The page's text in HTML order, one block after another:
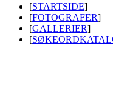
[STARTSIDE]
[FOTOGRAFER]
[GALLERIER]
[